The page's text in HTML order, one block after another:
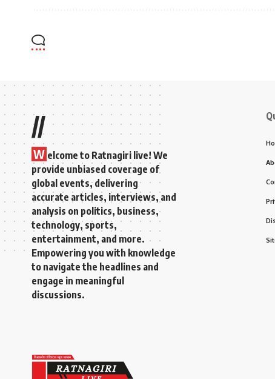
//
W elcome to Ratnagiri live! We
provide unbiased coverage of
global events, delivering
accurate articles, interviews, and
analysis on politics, business,
technology, sports,
entertainment, and more.
Empowering you with knowledge
to navigate the headlines and
engage in meaningful
discussions.